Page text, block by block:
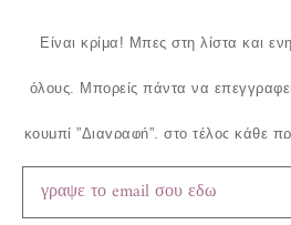
Είναι κρίμα! Μπες στη λίστα και
όλους. Μπορείς πάντα να
κουμπί ”Διαγραφή”, στο τέλος κάθε